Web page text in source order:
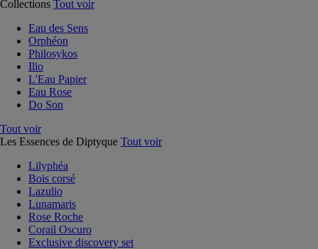
Collections Tout voir
Eau des Sens
Orphéon
Philosykos
Ilio
L'Eau Papier
Eau Rose
Do Son
Tout voir
Les Essences de Diptyque Tout voir
Lilyphéa
Bois corsé
Lazulio
Lunamaris
Rose Roche
Corail Oscuro
Exclusive discovery set